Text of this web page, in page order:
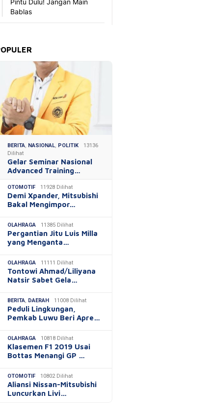
BERITA NASIONAL POLITIK
13136
Dilihat
Gelar Seminar Nasional
Advanced Training…
OTOMOTIF 11928 Dilihat
Demi Xpander, Mitsubishi
Bakal Mengimpor…
OLAHRAGA 11385 Dilihat
Pergantian Jitu Luis Milla
yang Menganta…
OLAHRAGA 11111 Dilihat
Tontowi Ahmad/Liliyana
Natsir Sabet Gela…
BERITA DAERAH 11008 Dilihat
Peduli Lingkungan,
Pemkab Luwu Beri Apre…
OLAHRAGA 10818 Dilihat
Klasemen F1 2019 Usai
Bottas Menangi GP …
OTOMOTIF 10802 Dilihat
Aliansi Nissan-Mitsubishi
Luncurkan Livi…